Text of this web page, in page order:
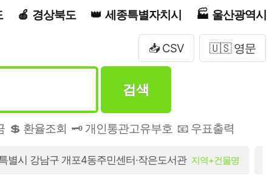
경상북도 세종특별자치시 울산광역시
📥 CSV 🇺🇸 영문
검색
💲 환율조회 🗝️ 개인통관고유부호 📧 우표출력
별시 강남구 개포4동주민센터·작은도서관 지역+건물명